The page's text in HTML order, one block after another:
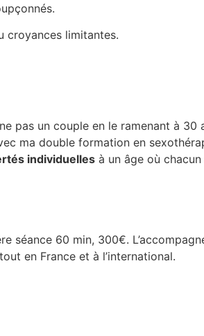
croyances limitantes.
pas un couple en le ramenant à 30
ma double formation en
individuelles à un âge où
séance 60 min, 300€.
en France et à l’international.